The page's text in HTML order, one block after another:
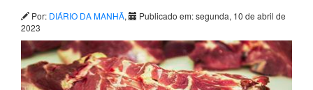
Por: DIÁRIO DA MANHÃ,
Publicado em: segunda, 10 de abril de
2023